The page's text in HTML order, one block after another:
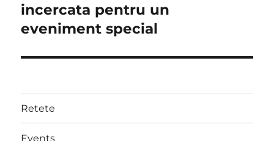
incercata pentru un
eveniment special
Retete
Events